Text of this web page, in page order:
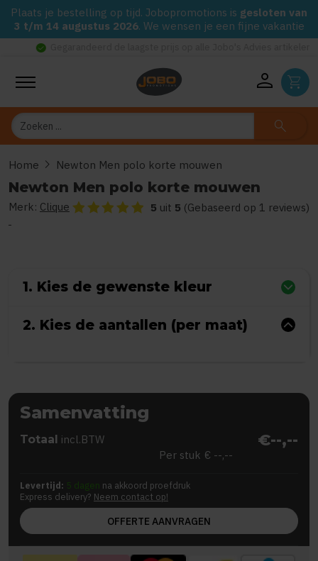
Plaats je bestelling op tijd. Jobopromotions is gesloten van
3 t/m 14 augustus 2026. We wensen je een fijne vakantie
Gegarandeerd de laagste prijs op alle Jobo's Advies artikelen
person shopping_cart
Zoeken search
Home chevron_right Newton Men polo korte mouwen
Newton Men polo korte mouwen
Merk: Clique De beoordeling van dit product is5 van de 5
5 uit 5 (Gebaseerd op 1 reviews)
1. Kies de gewenste kleur
2. Kies de aantallen (per maat)
Samenvatting
Totaal incl.BTW €--,--
Per stuk € --,--
Levertijd: 5 dagen na akkoord proefdruk
Express delivery? Neem contact op!
OFFERTE AANVRAGEN